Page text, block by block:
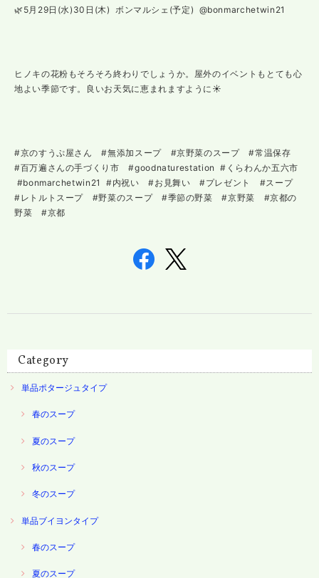
🌿5月29日(水)30日(木) ボンマルシェ(予定) @bonmarchetwin21
ヒノキの花粉もそろそろ終わりでしょうか。屋外のイベントもとても心
地よい季節です。良いお天気に恵まれますように☀️
#京のすうぷ屋さん #無添加スープ #京野菜のスープ #常温保存
#百万遍さんの手づくり市 #goodnaturestation #くらわんか五六市
#bonmarchetwin21 #内祝い #お見舞い #プレゼント #スープ
#レトルトスープ #野菜のスープ #季節の野菜 #京野菜 #京都の
野菜 #京都
Category
単品ポタージュタイプ
春のスープ
夏のスープ
秋のスープ
冬のスープ
単品ブイヨンタイプ
春のスープ
夏のスープ